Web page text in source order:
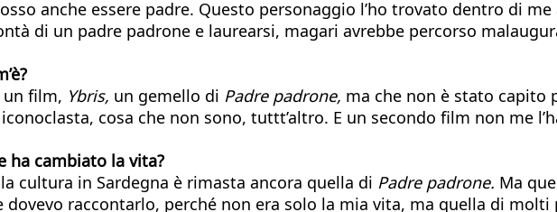
anche essere padre. Questo personaggio l’ho trovato dentro di
di un padre padrone e laurearsi, magari avrebbe percorso
un film, Ybris, un gemello di Padre padrone, ma che non è stato capito
cosa che non sono, tuttt’altro. E un secondo film non me
ha cambiato la vita?
cultura in Sardegna è rimasta ancora quella di Padre padrone. Ma
raccontarlo, perché non era solo la mia vita, ma quella di